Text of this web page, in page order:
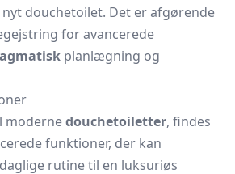
douchetoilet. Det er afgørende
for avancerede
planlægning og
modernedouchetoiletter, findes
funktioner, der kan
rutine til en luksuriøs